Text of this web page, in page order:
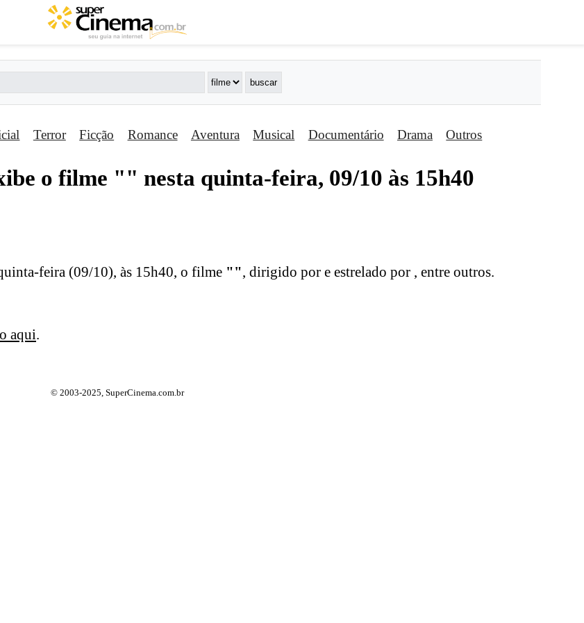
Terror Ficção Romance Aventura Musical Documentário Drama Outros
o filme "" nesta quinta-feira, 09/10 às 15h40
feira (09/10), às 15h40, o filme "", dirigido por e estrelado por , entre outros.
aqui.
© 2003-2025, SuperCinema.com.br